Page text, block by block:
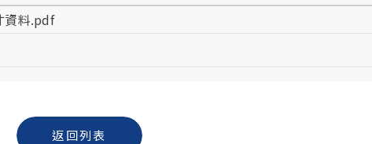
資料.pdf
返回列表